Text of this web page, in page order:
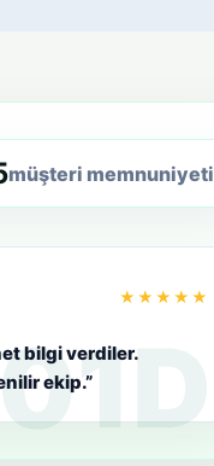
müşteri memnuniyeti
★★★★★
bilgi verdiler.
ekip.”